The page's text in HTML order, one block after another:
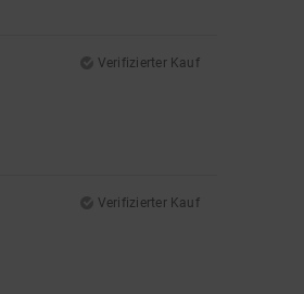
Verifizierter Kauf
Verifizierter Kauf